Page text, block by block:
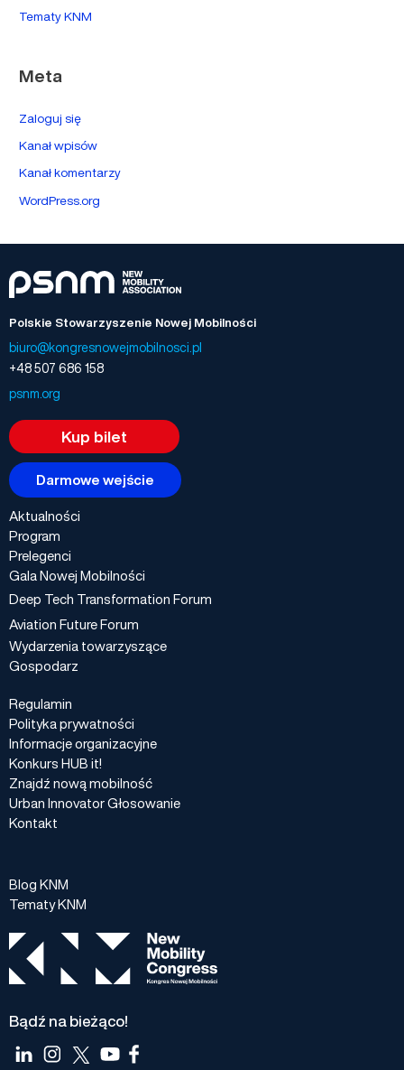
Tematy KNM
Meta
Zaloguj się
Kanał wpisów
Kanał komentarzy
WordPress.org
Polskie Stowarzyszenie Nowej Mobilności
biuro@kongresnowejmobilnosci.pl
+48 507 686 158
psnm.org
Kup bilet
Darmowe wejście
Aktualności
Program
Prelegenci
Gala Nowej Mobilności
Deep Tech Transformation Forum
Aviation Future Forum
Wydarzenia towarzyszące
Gospodarz
Regulamin
Polityka prywatności
Informacje organizacyjne
Konkurs HUB it!
Znajdź nową mobilność
Urban Innovator Głosowanie
Kontakt
Blog KNM
Tematy KNM
Bądź na bieżąco!